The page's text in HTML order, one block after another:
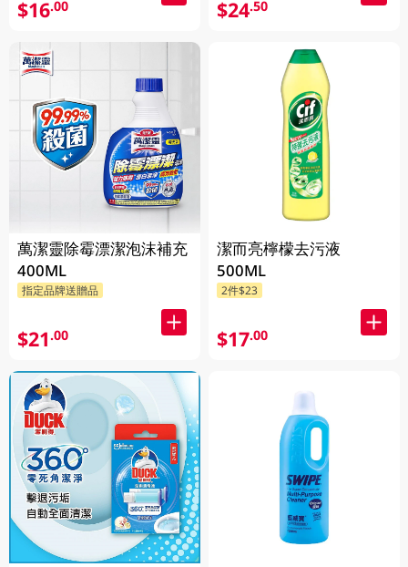
$16.00
萬潔靈除霉漂潔泡沫補充
400ML
指定品牌送贈品
$21.00
$24.50
潔而亮檸檬去污液
500ML
2件$23
$17.00